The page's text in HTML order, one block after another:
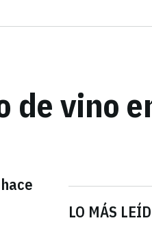
de vino
LO MÁS